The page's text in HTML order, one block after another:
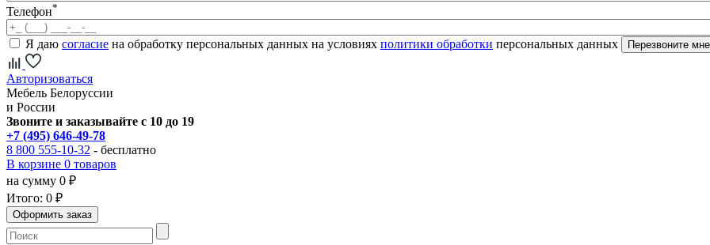
Телефон*
Я даю согласие на обработку персональных данных на условиях политики обработки персональных данных
Авторизоваться
Мебель Белоруссии
и России
Звоните и заказывайте с 10 до 19
+7 (495) 646-49-78
8 800 555-10-32 - бесплатно
В корзине 0 товаров
на сумму 0 ₽
Итого: 0 ₽